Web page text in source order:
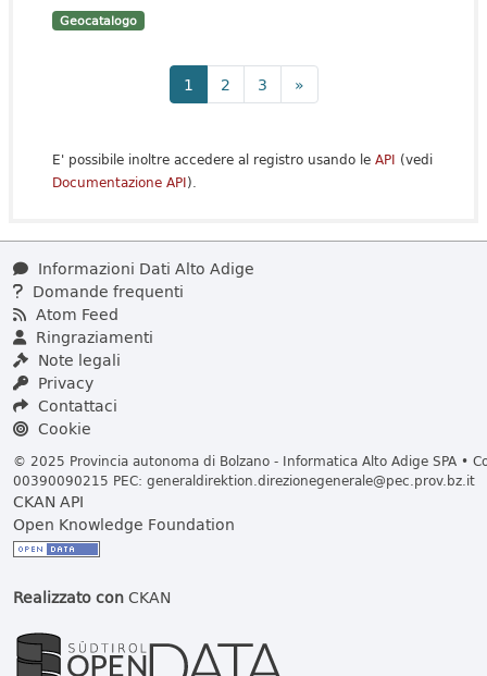
Geocatalogo
1 2 3 »
E' possibile inoltre accedere al registro usando le API (vedi
Documentazione API).
Informazioni Dati Alto Adige
Domande frequenti
Atom Feed
Ringraziamenti
Note legali
Privacy
Contattaci
Cookie
© 2025 Provincia autonoma di Bolzano - Informatica Alto Adige SPA •
00390090215 PEC: generaldirektion.direzionegenerale@pec.prov.bz.it
CKAN API
Open Knowledge Foundation
Realizzato conCKAN